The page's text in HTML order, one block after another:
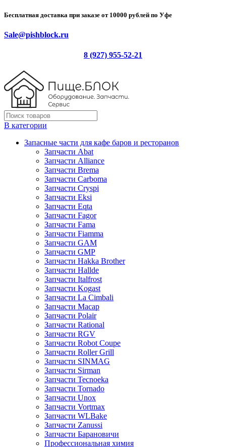
Бесплатная доставка при заказе от 10000 рублей по Уфе
Sale@pishblock.ru
8 (927) 955-52-21
В категории
Запасные части для кафе баров и ресторанов
Запчасти Abat
Запчасти Alliance
Запчасти Brema
Запчасти Carboma
Запчасти Cryspi
Запчасти Eksi
Запчасти Eqta
Запчасти Fagor
Запчасти Fama
Запчасти Fiamma
Запчасти GAM
Запчасти GMP
Запчасти Hakka Brother
Запчасти Hallde
Запчасти Italfrost
Запчасти Kogast
Запчасти La Cimbali
Запчасти Macap
Запчасти Polair
Запчасти Rational
Запчасти RGV
Запчасти Robot Coupe
Запчасти Roller Grill
Запчасти SINMAG
Запчасти Sirman
Запчасти Tecnoeka
Запчасти Tornado
Запчасти Unox
Запчасти Vortmax
Запчасти WLBake
Запчасти Zanussi
Запчасти Барановичи
Профессиональная химия